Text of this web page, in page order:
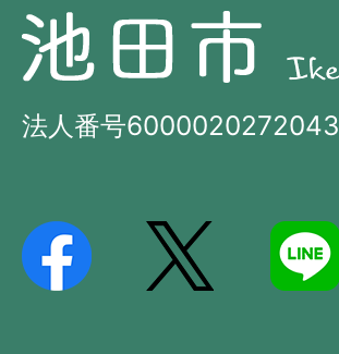
池
田
市
法人番号6000020272043